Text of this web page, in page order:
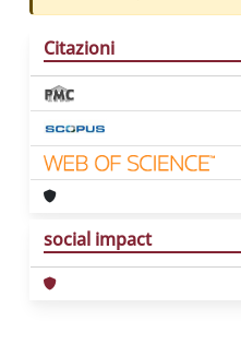
Citazioni
social impact